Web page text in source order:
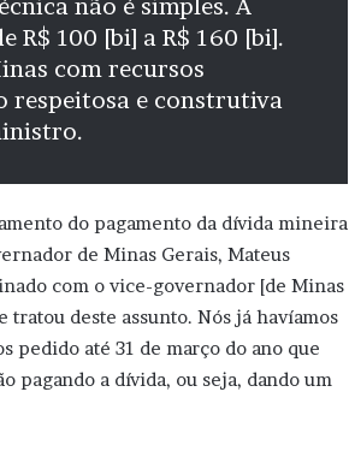
não é simples. A
R$ 100 [bi] a R$ 160 [bi].
com recursos
respeitosa e construtiva
do pagamento da dívida mineira
de Minas Gerais, Mateus
com o vice-governador [de Minas
deste assunto. Nós já havíamos
pedido até 31 de março do ano que
pagando a dívida, ou seja, dando um